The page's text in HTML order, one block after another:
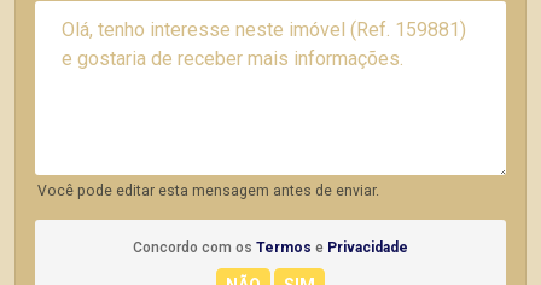
Você pode editar esta mensagem antes de enviar.
Concordo com os Termos e Privacidade